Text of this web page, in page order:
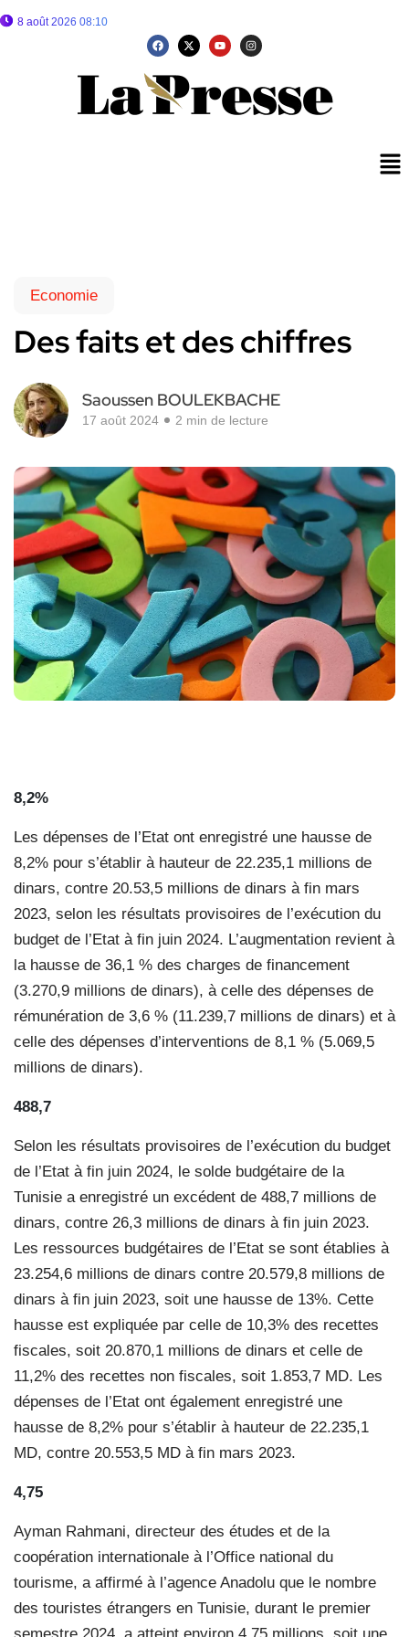
8 août 2026 08:10
Economie
Des faits et des chiffres
Saoussen BOULEKBACHE
17 août 2024 2 min de lecture
8,2%
Les dépenses de l’Etat ont enregistré une hausse de
8,2% pour s’établir à hauteur de 22.235,1 millions de
dinars, contre 20.53,5 millions de dinars à fin mars
2023, selon les résultats provisoires de l’exécution du
budget de l’Etat à fin juin 2024. L’augmentation revient à
la hausse de 36,1 % des charges de financement
(3.270,9 millions de dinars), à celle des dépenses de
rémunération de 3,6 % (11.239,7 millions de dinars) et à
celle des dépenses d’interventions de 8,1 % (5.069,5
millions de dinars).
488,7
Selon les résultats provisoires de l’exécution du budget
de l’Etat à fin juin 2024, le solde budgétaire de la
Tunisie a enregistré un excédent de 488,7 millions de
dinars, contre 26,3 millions de dinars à fin juin 2023.
Les ressources budgétaires de l’Etat se sont établies à
23.254,6 millions de dinars contre 20.579,8 millions de
dinars à fin juin 2023, soit une hausse de 13%. Cette
hausse est expliquée par celle de 10,3% des recettes
fiscales, soit 20.870,1 millions de dinars et celle de
11,2% des recettes non fiscales, soit 1.853,7 MD. Les
dépenses de l’Etat ont également enregistré une
hausse de 8,2% pour s’établir à hauteur de 22.235,1
MD, contre 20.553,5 MD à fin mars 2023.
4,75
Ayman Rahmani, directeur des études et de la
coopération internationale à l’Office national du
tourisme, a affirmé à l’agence Anadolu que le nombre
des touristes étrangers en Tunisie, durant le premier
semestre 2024, a atteint environ 4,75 millions, soit une